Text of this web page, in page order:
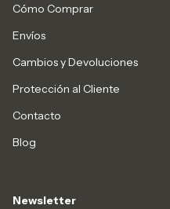
Cómo Comprar
Envíos
Cambios y Devoluciones
Protección al Cliente
Contacto
Blog
Newsletter